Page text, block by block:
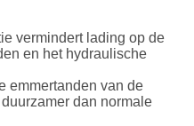
vermindert lading op de
en het hydraulische
emmertanden van de
dan normale